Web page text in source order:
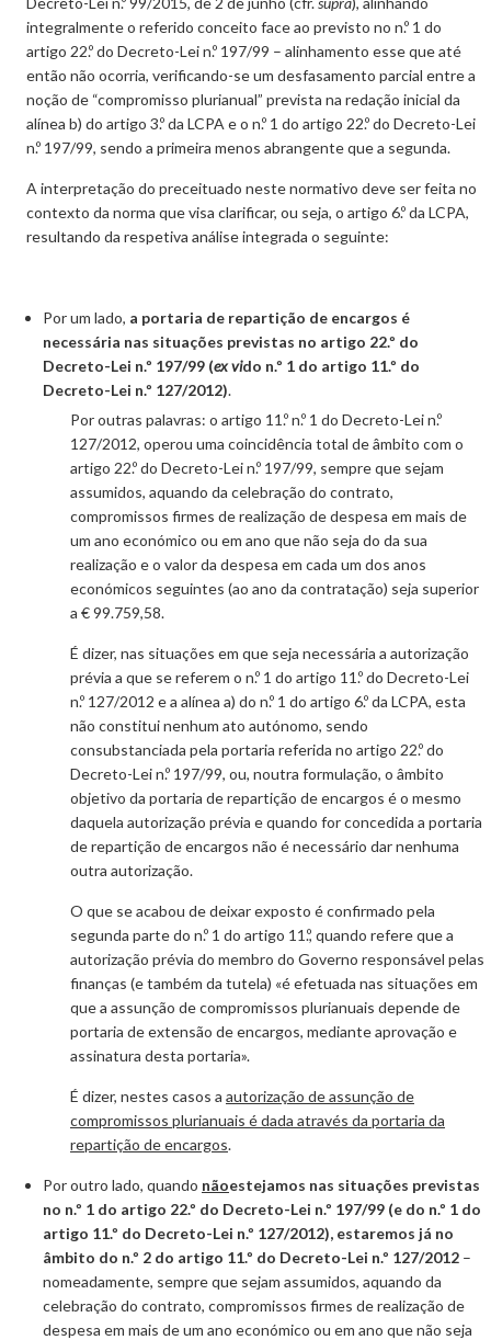
integralmente o referido conceito face ao previsto no n.º 1 do
artigo 22.º do Decreto-Lei n.º 197/99 – alinhamento esse que até
então não ocorria, verificando-se um desfasamento parcial entre a
noção de “compromisso plurianual” prevista na redação inicial da
alínea b) do artigo 3.º da LCPA e o n.º 1 do artigo 22.º do Decreto-Lei
n.º 197/99, sendo a primeira menos abrangente que a segunda.
A interpretação do preceituado neste normativo deve ser feita no
contexto da norma que visa clarificar, ou seja, o artigo 6.º da LCPA,
resultando da respetiva análise integrada o seguinte:
Por um lado, a portaria de repartição de encargos é
necessária nas situações previstas no artigo 22.º do
Decreto-Lei n.º 197/99 (ex vido n.º 1 do artigo 11.º do
Decreto-Lei n.º 127/2012).
Por outras palavras: o artigo 11.º n.º 1 do Decreto-Lei n.º
127/2012, operou uma coincidência total de âmbito com o
artigo 22.º do Decreto-Lei n.º 197/99, sempre que sejam
assumidos, aquando da celebração do contrato,
compromissos firmes de realização de despesa em mais de
um ano económico ou em ano que não seja do da sua
realização e o valor da despesa em cada um dos anos
económicos seguintes (ao ano da contratação) seja superior
a € 99.759,58.
É dizer, nas situações em que seja necessária a autorização
prévia a que se referem o n.º 1 do artigo 11.º do Decreto-Lei
n.º 127/2012 e a alínea a) do n.º 1 do artigo 6.º da LCPA, esta
não constitui nenhum ato autónomo, sendo
consubstanciada pela portaria referida no artigo 22.º do
Decreto-Lei n.º 197/99, ou, noutra formulação, o âmbito
objetivo da portaria de repartição de encargos é o mesmo
daquela autorização prévia e quando for concedida a portaria
de repartição de encargos não é necessário dar nenhuma
outra autorização.
O que se acabou de deixar exposto é confirmado pela
segunda parte do n.º 1 do artigo 11.º, quando refere que a
autorização prévia do membro do Governo responsável pelas
finanças (e também da tutela) «é efetuada nas situações em
que a assunção de compromissos plurianuais depende de
portaria de extensão de encargos, mediante aprovação e
assinatura desta portaria».
É dizer, nestes casos a autorização de assunção de
compromissos plurianuais é dada através da portaria da
repartição de encargos.
Por outro lado, quando nãoestejamos nas situações previstas
no n.º 1 do artigo 22.º do Decreto-Lei n.º 197/99 (e do n.º 1 do
artigo 11.º do Decreto-Lei n.º 127/2012), estaremos já no
âmbito do n.º 2 do artigo 11.º do Decreto-Lei n.º 127/2012 –
nomeadamente, sempre que sejam assumidos, aquando da
celebração do contrato, compromissos firmes de realização de
despesa em mais de um ano económico ou em ano que não seja